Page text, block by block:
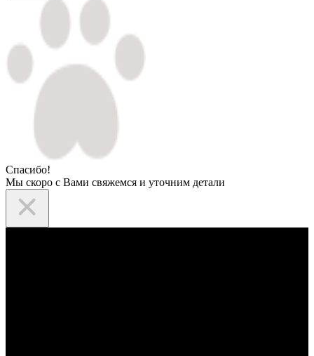
Спасибо!
Мы скоро с Вами свяжемся и уточним детали